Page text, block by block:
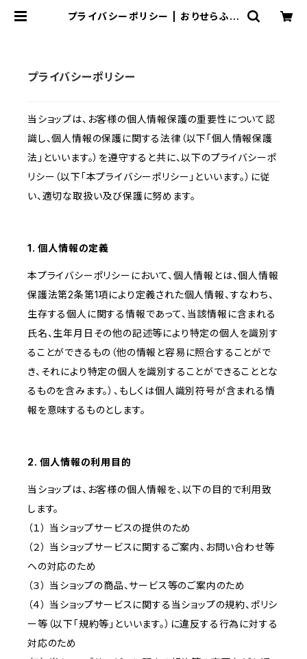
プライバシーポリシー | おりせらふオ
プライバシーポリシー
当ショップは、お客様の個人情報保護の重要性について認
識し、個人情報の保護に関する法律（以下「個人情報保護
法」といいます。）を遵守すると共に、以下のプライバシーポ
リシー（以下「本プライバシーポリシー」といいます。）に従
い、適切な取扱い及び保護に努めます。
1. 個人情報の定義
本プライバシーポリシーにおいて、個人情報とは、個人情報
保護法第2条第1項により定義された個人情報、すなわち、
生存する個人に関する情報であって、当該情報に含まれる
氏名、生年月日その他の記述等により特定の個人を識別す
ることができるもの（他の情報と容易に照合することがで
き、それにより特定の個人を識別することができることとな
るものを含みます。）、もしくは個人識別符号が含まれる情
報を意味するものとします。
2. 個人情報の利用目的
当ショップは、お客様の個人情報を、以下の目的で利用致
します。
（１） 当ショップサービスの提供のため
（２） 当ショップサービスに関するご案内、お問い合わせ等
への対応のため
（３） 当ショップの商品、サービス等のご案内のため
（４） 当ショップサービスに関する当ショップの規約、ポリシ
ー等（以下「規約等」といいます。）に違反する行為に対する
対応のため